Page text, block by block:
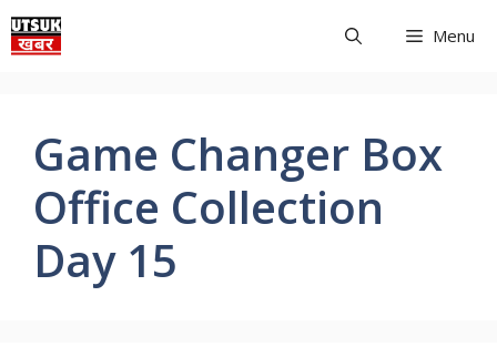
Skip
to
Menu
Game Changer Box
Office Collection
Day 15